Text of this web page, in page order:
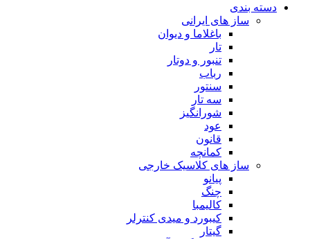
دسته بندی
ساز های ایرانی
باغلاما و دیوان
تار
تنبور و دوتار
رباب
سنتور
سه تار
شورانگیز
عود
قانون
کمانچه
ساز های کلاسیک خارجی
پیانو
چنگ
کالیمبا
کیبورد و میدی کنترلر
گیتار